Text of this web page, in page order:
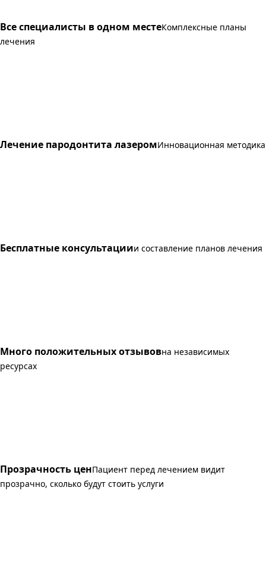
Все специалисты в одном местеКомплексные планы
лечения
Лечение пародонтита лазеромИнновационная методика
Бесплатные консультациии составление планов лечения
Много положительных отзывовна независимых
ресурсах
Прозрачность ценПациент перед лечением видит
прозрачно, сколько будут стоить услуги